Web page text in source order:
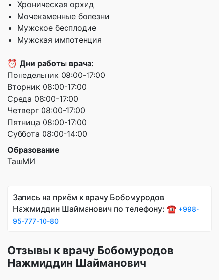
Хроническая орхид
Мочекаменные болезни
Мужское бесплодие
Мужская импотенция
⏰ Дни работы врача:
Понедельник 08:00-17:00
Вторник 08:00-17:00
Среда 08:00-17:00
Четверг 08:00-17:00
Пятница 08:00-17:00
Суббота 08:00-14:00
Образование
ТашМИ
Запись на приём к врачу Бобомуродов
Нажмиддин Шайманович по телефону: ☎️ +998-
95-777-10-80
Отзывы к врачу Бобомуродов
Нажмиддин Шайманович